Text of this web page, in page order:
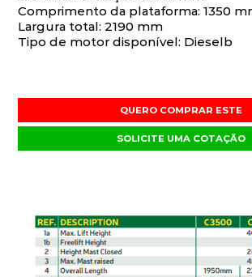
Comprimento da plataforma: 1350
Largura total: 2190 mm
Tipo de motor disponível: Dieselb
QUERO COMPRAR ESTE
SOLICITE UMA COTAÇÃO